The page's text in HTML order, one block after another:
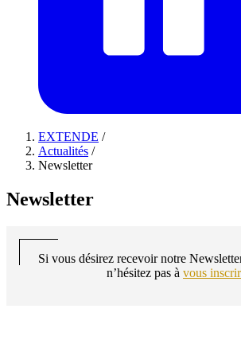
EXTENDE /
Actualités /
Newsletter
Newsletter
Si vous désirez recevoir notre
n’hésitez pas à vous